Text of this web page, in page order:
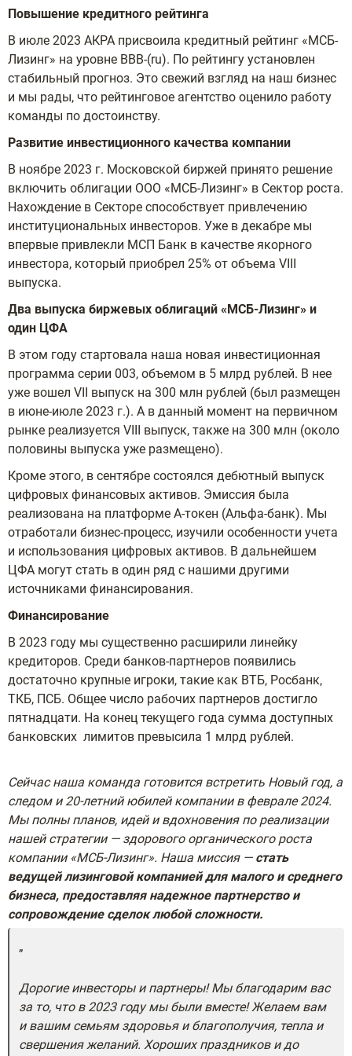
Повышение кредитного рейтинга
В июле 2023 АКРА присвоила кредитный рейтинг «МСБ-
Лизинг» на уровне BBB-(ru). По рейтингу установлен
стабильный прогноз. Это свежий взгляд на наш бизнес
и мы рады, что рейтинговое агентство оценило работу
команды по достоинству.
Развитие инвестиционного качества компании
В ноябре 2023 г. Московской биржей принято решение
включить облигации ООО «МСБ-Лизинг» в Сектор роста.
Нахождение в Секторе способствует привлечению
институциональных инвесторов. Уже в декабре мы
впервые привлекли МСП Банк в качестве якорного
инвестора, который приобрел 25% от объема VIII
выпуска.
Два выпуска биржевых облигаций «МСБ-Лизинг» и
один ЦФА
В этом году стартовала наша новая инвестиционная
программа серии 003, объемом в 5 млрд рублей. В нее
уже вошел VII выпуск на 300 млн рублей (был размещен
в июне-июле 2023 г.). А в данный момент на первичном
рынке реализуется VIII выпуск, также на 300 млн (около
половины выпуска уже размещено).
Кроме этого, в сентябре состоялся дебютный выпуск
цифровых финансовых активов. Эмиссия была
реализована на платформе А-токен (Альфа-банк). Мы
отработали бизнес-процесс, изучили особенности учета
и использования цифровых активов. В дальнейшем
ЦФА могут стать в один ряд с нашими другими
источниками финансирования.
Финансирование
В 2023 году мы существенно расширили линейку
кредиторов. Среди банков-партнеров появились
достаточно крупные игроки, такие как ВТБ, Росбанк,
ТКБ, ПСБ. Общее число рабочих партнеров достигло
пятнадцати. На конец текущего года сумма доступных
банковских лимитов превысила 1 млрд рублей.
Сейчас наша команда готовится встретить Новый год, а
следом и 20-летний юбилей компании в феврале 2024.
Мы полны планов, идей и вдохновения по реализации
нашей стратегии — здорового органического роста
компании «МСБ-Лизинг». Наша миссия — стать
ведущей лизинговой компанией для малого и среднего
бизнеса, предоставляя надежное партнерство и
сопровождение сделок любой сложности.
Дорогие инвесторы и партнеры! Мы благодарим вас
за то, что в 2023 году мы были вместе! Желаем вам
и вашим семьям здоровья и благополучия, тепла и
свершения желаний. Хороших праздников и до